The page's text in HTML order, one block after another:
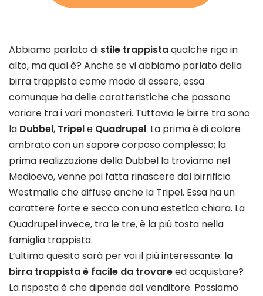
Abbiamo parlato di stile trappistaqualche riga in
alto, ma qual è? Anche se vi abbiamo parlato della
birra trappista come modo di essere, essa
comunque ha delle caratteristiche che possono
variare tra i vari monasteri. Tuttavia le birre tra sono
la Dubbel, Tripele Quadrupel. La prima è di colore
ambrato con un sapore corposo complesso; la
prima realizzazione della Dubbel la troviamo nel
Medioevo, venne poi fatta rinascere dal birrificio
Westmalle che diffuse anche la Tripel. Essa ha un
carattere forte e secco con una estetica chiara. La
Quadrupel invece, tra le tre, è la più tosta nella
famiglia trappista.
L’ultima quesito sarà per voi il più interessante: la
birra trappista è facile da trovareed acquistare?
La risposta è che dipende dal venditore. Possiamo